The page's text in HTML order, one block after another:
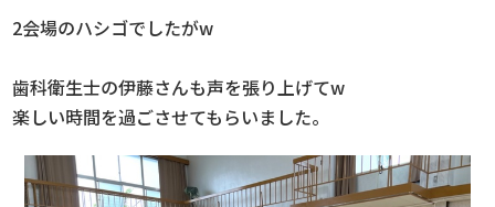
2会場のハシゴでしたがw
歯科衛生士の伊藤さんも声を張り上げてw
楽しい時間を過ごさせてもらいました。